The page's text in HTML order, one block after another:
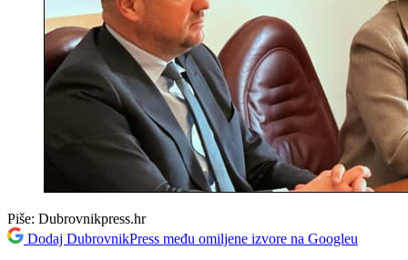
Piše: Dubrovnikpress.hr
Dodaj DubrovnikPress među omiljene izvore na Googleu